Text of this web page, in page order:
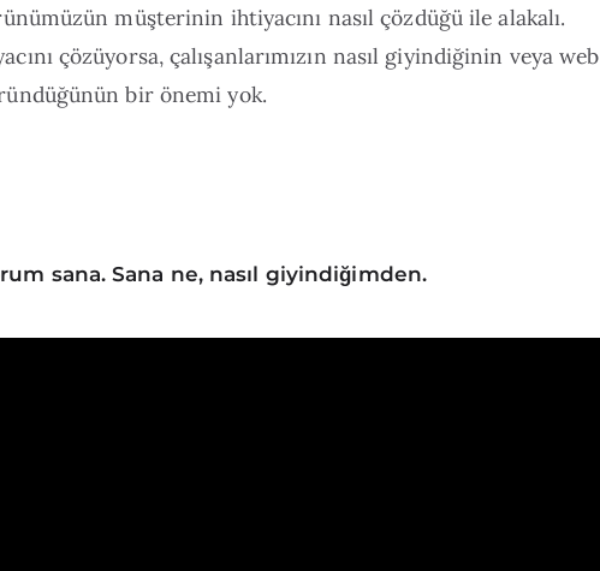
müşterinin ihtiyacını nasıl çözdüğü ile alakalı.
çözüyorsa, çalışanlarımızın nasıl giyindiğinin veya web
bir önemi yok.
sana. Sana ne, nasıl giyindiğimden.